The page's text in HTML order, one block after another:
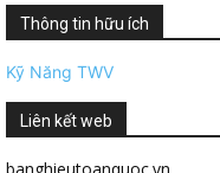
Thông tin hữu ích
Kỹ Năng TWV
Liên kết web